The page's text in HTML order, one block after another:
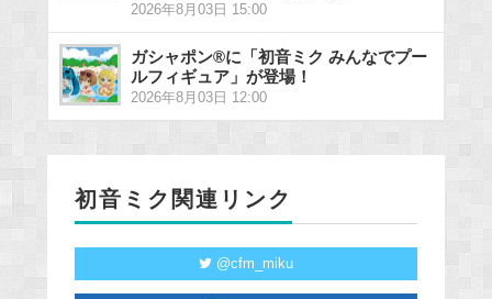
2026年8月03日 15:00
ガシャポン®に「初音ミク みんなでプー
ルフィギュア」が登場！
2026年8月03日 12:00
初音ミク関連リンク
@cfm_miku